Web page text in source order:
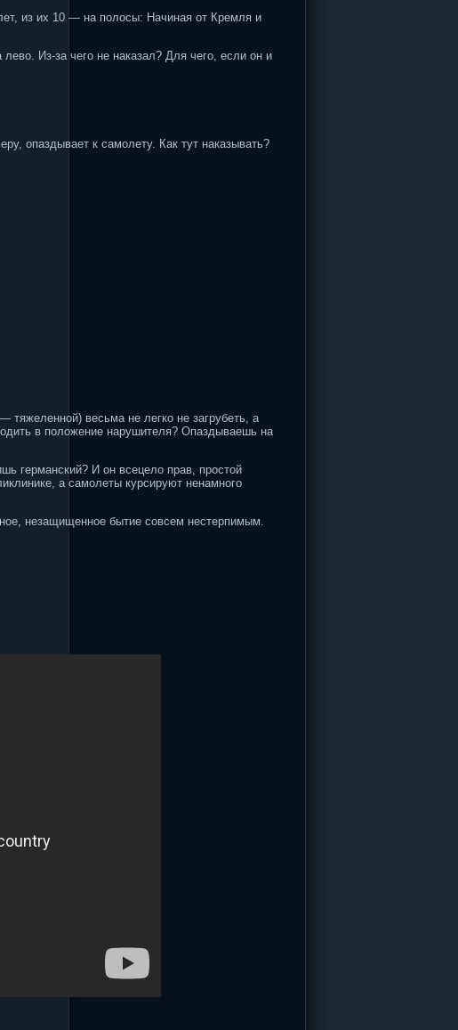
из их 10 — на полосы: Начиная от Кремля и
Из-за чего не наказал? Для чего, если он и
опаздывает к самолету. Как тут наказывать?
весьма не легко не загрубеть, а
в положение нарушителя? Опаздываешь на
германский? И он всецело прав, простой
а самолеты курсируют ненамного
незащищенное бытие совсем нестерпимым.